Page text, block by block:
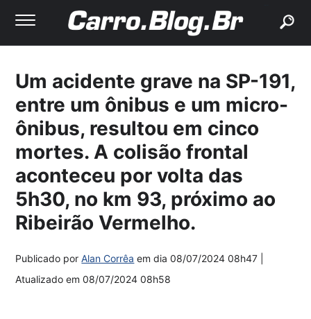
Um acidente grave na SP-191,
entre um ônibus e um micro-
ônibus, resultou em cinco
mortes. A colisão frontal
aconteceu por volta das
5h30, no km 93, próximo ao
Ribeirão Vermelho.
Publicado porAlan Corrêa em dia08/07/2024 08h47
Atualizado em08/07/2024 08h58